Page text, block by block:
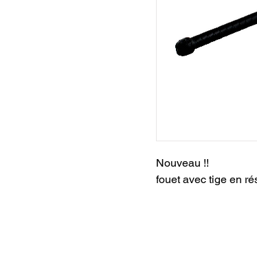
Nouveau !!
fouet avec tige en